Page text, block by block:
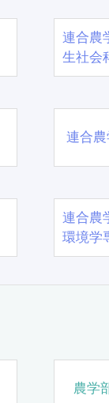
連合農
生社会
連合
連合農
環境学
農学